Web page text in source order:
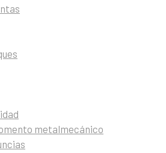
metalmecánico